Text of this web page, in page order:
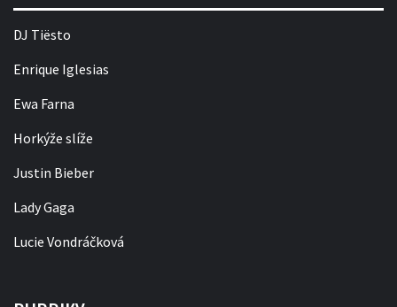
DJ Tiësto
Enrique Iglesias
Ewa Farna
Horkýže slíže
Justin Bieber
Lady Gaga
Lucie Vondráčková